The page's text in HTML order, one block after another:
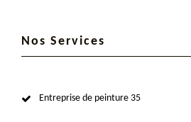
Nos Services
Entreprise de peinture 35